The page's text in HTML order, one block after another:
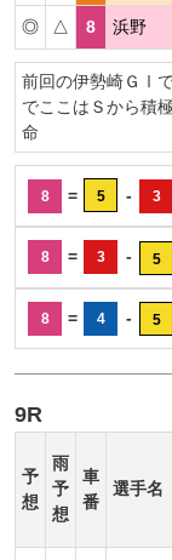
◎ △ 8 浜野
前回の伊勢崎ＧⅠ
でここはＳから積
命
8 = 5 - 3
8 = 3 - 5
8 = 4 - 5
9R
予
想
雨
予
想
車
番
選手名